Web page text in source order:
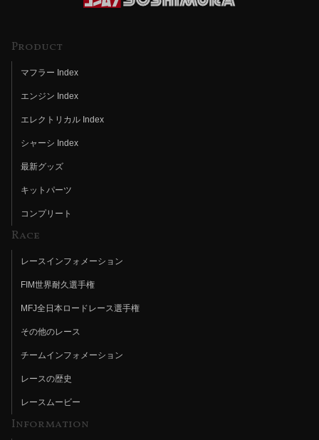
Product
マフラー Index
エンジン Index
エレクトリカル Index
シャーシ Index
最新グッズ
キットパーツ
コンプリート
Race
レースインフォメーション
FIM世界耐久選手権
MFJ全日本ロードレース選手権
その他のレース
チームインフォメーション
レースの歴史
レースムービー
Information